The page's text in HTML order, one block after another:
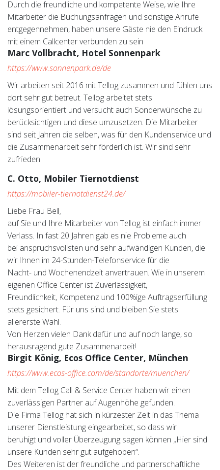
Durch die freundliche und kompetente Weise, wie Ihre
Mitarbeiter die Buchungsanfragen und sonstige Anrufe
entgegennehmen, haben unsere Gäste nie den Eindruck
mit einem Callcenter verbunden zu sein
Marc Vollbracht, Hotel Sonnenpark
https://www.sonnenpark.de/de
Wir arbeiten seit 2016 mit Tellog zusammen und fühlen uns
dort sehr gut betreut. Tellog arbeitet stets
lösungsorientiert und versucht auch Sonderwünsche zu
berücksichtigen und diese umzusetzen. Die Mitarbeiter
sind seit Jahren die selben, was für den Kundenservice und
die Zusammenarbeit sehr förderlich ist. Wir sind sehr
zufrieden!
C. Otto, Mobiler Tiernotdienst
https://mobiler-tiernotdienst24.de/
Liebe Frau Bell,
auf Sie und Ihre Mitarbeiter von Tellog ist einfach immer
Verlass. In fast 20 Jahren gab es nie Probleme auch
bei anspruchsvollsten und sehr aufwändigen Kunden, die
wir Ihnen im 24-Stunden-Telefonservice für die
Nacht- und Wochenendzeit anvertrauen. Wie in unserem
eigenen Office Center ist Zuverlässigkeit,
Freundlichkeit, Kompetenz und 100%ige Auftragserfüllung
stets gesichert. Für uns sind und bleiben Sie stets
allererste Wahl.
Von Herzen vielen Dank dafür und auf noch lange, so
herausragend gute Zusammenarbeit!
Birgit König, Ecos Office Center, München
https://www.ecos-office.com/de/standorte/muenchen/
Mit dem Tellog Call & Service Center haben wir einen
zuverlässigen Partner auf Augenhöhe gefunden.
Die Firma Tellog hat sich in kürzester Zeit in das Thema
unserer Dienstleistung eingearbeitet, so dass wir
beruhigt und voller Überzeugung sagen können „Hier sind
unsere Kunden sehr gut aufgehoben“.
Des Weiteren ist der freundliche und partnerschaftliche